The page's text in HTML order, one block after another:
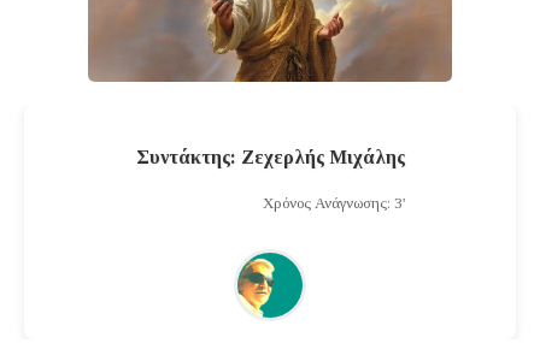
Συντάκτης: Ζεχερλής Μιχάλης
Χρόνος Ανάγνωσης: 3'